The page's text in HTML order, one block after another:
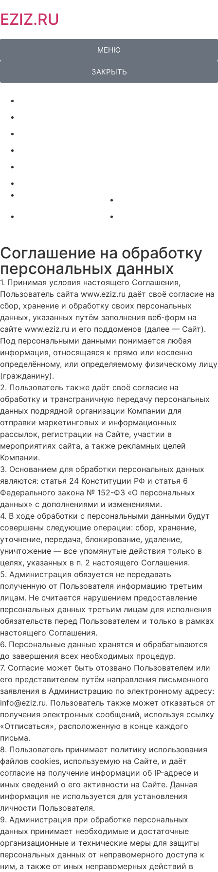
EZIZ.RU
МЕНЮ
ЗАКРЫТЬ
Соглашение на обработку
персональных данных
1. Принимая условия настоящего Соглашения,
Пользователь сайта www.eziz.ru даёт своё согласие на
сбор, хранение и обработку своих персональных
данных, указанных путём заполнения веб-форм на
сайте www.eziz.ru и его поддоменов (далее — Сайт).
Под персональными данными понимается любая
информация, относящаяся к прямо или косвенно
определённому, или определяемому физическому лицу
(гражданину).
2. Пользователь также даёт своё согласие на
обработку и трансграничную передачу персональных
данных подрядной организации Компании для
отправки маркетинговых и информационных
рассылок, регистрации на Сайте, участии в
мероприятиях сайта, а также рекламных целей
Компании.
3. Основанием для обработки персональных данных
являются: статья 24 Конституции РФ и статья 6
Федерального закона № 152-ФЗ «О персональных
данных» с дополнениями и изменениями.
4. В ходе обработки с персональными данными будут
совершены следующие операции: сбор, хранение,
уточнение, передача, блокирование, удаление,
уничтожение — все упомянутые действия только в
целях, указанных в п. 2 настоящего Соглашения.
5. Администрация обязуется не передавать
полученную от Пользователя информацию третьим
лицам. Не считается нарушением предоставление
персональных данных третьим лицам для исполнения
обязательств перед Пользователем и только в рамках
настоящего Соглашения.
6. Персональные данные хранятся и обрабатываются
до завершения всех необходимых процедур.
7. Согласие может быть отозвано Пользователем или
его представителем путём направления письменного
заявления в Администрацию по электронному адресу:
info@eziz.ru. Пользователь также может отказаться от
получения электронных сообщений, используя ссылку
«Отписаться», расположенную в конце каждого
письма.
8. Пользователь принимает политику использования
файлов cookies, используемую на Сайте, и даёт
согласие на получение информации об IP-адресе и
иных сведений о его активности на Сайте. Данная
информация не используется для установления
личности Пользователя.
9. Администрация при обработке персональных
данных принимает необходимые и достаточные
организационные и технические меры для защиты
персональных данных от неправомерного доступа к
ним, а также от иных неправомерных действий в